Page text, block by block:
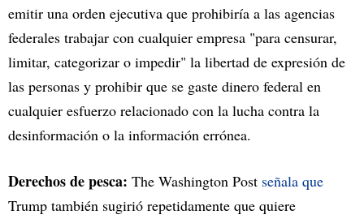
emitir una orden ejecutiva que prohibiría a las agencias
federales trabajar con cualquier empresa "para censurar,
limitar, categorizar o impedir" la libertad de expresión de
las personas y prohibir que se gaste dinero federal en
cualquier esfuerzo relacionado con la lucha contra la
desinformación o la información errónea.
Derechos de pesca: The Washington Post señala que
Trump también sugirió repetidamente que quiere